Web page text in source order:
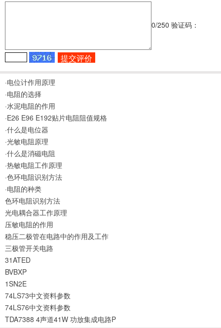
0/250 验证码：
·电位计作用原理
·电阻的选择
·水泥电阻的作用
·E26 E96 E192贴片电阻阻值规格
·什么是电位器
·光敏电阻原理
·什么是消磁电阻
·热敏电阻工作原理
·色环电阻识别方法
·电阻的种类
色环电阻识别方法
光电耦合器工作原理
压敏电阻的作用
稳压二极管在电路中的作用及工作
三极管开关电路
31ATED
BVBXP
1SN2E
74LS73中文资料参数
74LS76中文资料参数
TDA7388 4声道41W 功放集成电路P